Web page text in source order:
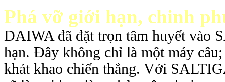
Phá vỡ giới hạn, chinh
DAIWA đã đặt trọn tâm huyết vào
hạn. Đây không chỉ là một máy
khát khao chiến thắng. Với